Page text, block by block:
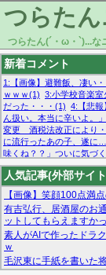
つらた
つらたん(´・ω・`)...な
新着コメント
1:【画像】避難飯、凄い
ｗｗｗ(1) 3:小学校音楽室
だった・・・(1) 4:【悲報
ん扱い。本当に辛いよ。
変更 酒税法改正により
に流行ったあの子、遂に
味くね？？」ついに気づ
る・・・(1) 9:欧州委員
足、限界突破 52%「正
人気記事(外部サイ
【画像】笑顔100点満
有吉弘行、居酒屋のお
ットしてもらえますか
素人がAIで作ったドラ
ｗ
毛沢東に手紙を書いた